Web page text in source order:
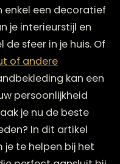
enkel een
je interieurstijl en
de sfeer in je
of andere
wandbekleding kan
persoonlijkheid
je nu de beste